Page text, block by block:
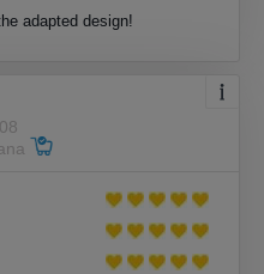
adapted design!